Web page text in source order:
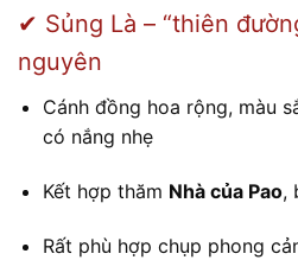
✔ Sủng Là – “thiên
nguyên
Cánh đồng hoa rộng, màu
có nắng nhẹ
Kết hợp thăm Nhà của Pao,
Rất phù hợp chụp phong